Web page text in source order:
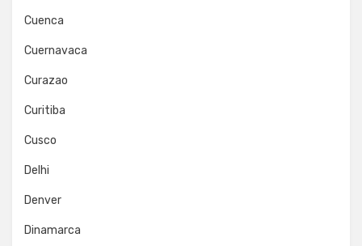
Cuenca
Cuernavaca
Curazao
Curitiba
Cusco
Delhi
Denver
Dinamarca